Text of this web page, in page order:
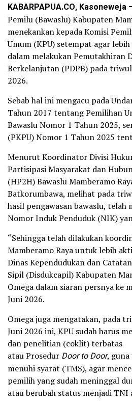
KABARPAPUA.CO, Kasoneweja
Pemilu (Bawaslu) Kabupaten
menekankan kepada Komisi
Umum (KPU) setempat agar
dalam melakukan Pemutakhiran
Berkelanjutan (PDPB) pada
2026.
Sebab hal ini mengacu pada
Tahun 2017 tentang Pemilihan
Bawaslu Nomor 1 Tahun 2025,
(PKPU) Nomor 1 Tahun 2025
Menurut Koordinator Divisi
Partisipasi Masyarakat dan
(HP2H) Bawaslu Mamberamo
Batkorumbawa, melihat pada
hasil pengawasan bawaslu, telah
Nomor Induk Penduduk (NIK)
“Sehingga telah dilakukan
Mamberamo Raya untuk lebih
Dinas Kependudukan dan Catatan
Sipil (Disdukcapil) Kabupaten
Omega dalam siaran persnya ke
Juni 2026.
Omega juga mengatakan, pada
Juni 2026 ini, KPU sudah harus
dan penelitian (coklit) terbatas
atau Prosedur Door to Door,
menuhi syarat (TMS), agar
pemilih yang sudah meninggal
atau berubah status menjadi TNI